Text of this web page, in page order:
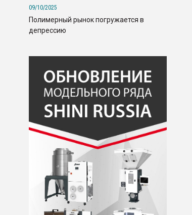
09/10/2025
Полимерный рынок погружается в
депрессию